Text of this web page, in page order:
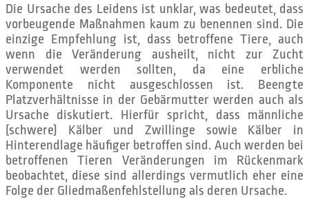
Die Ursache des Leidens ist unklar, was bedeutet, dass
vorbeugende Maßnahmen kaum zu benennen sind. Die
einzige Empfehlung ist, dass betroffene Tiere, auch
wenn die Veränderung ausheilt, nicht zur Zucht
verwendet werden sollten, da eine erbliche
Komponente nicht ausgeschlossen ist. Beengte
Platzverhältnisse in der Gebärmutter werden auch als
Ursache diskutiert. Hierfür spricht, dass männliche
(schwere) Kälber und Zwillinge sowie Kälber in
Hinterendlage häufiger betroffen sind. Auch werden bei
betroffenen Tieren Veränderungen im Rückenmark
beobachtet, diese sind allerdings vermutlich eher eine
Folge der Gliedmaßenfehlstellung als deren Ursache.